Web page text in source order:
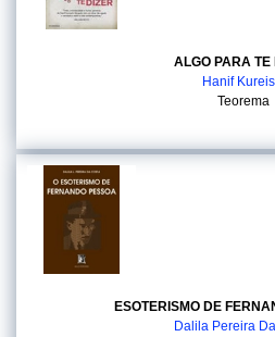
ALGO PARA TE
Hanif
Teorema
ESOTERISMO DE
Dalila Pereira